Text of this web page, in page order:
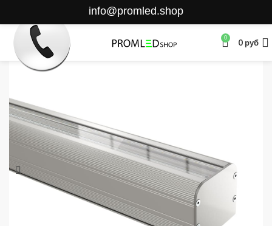
info@promled.shop
0 0руб